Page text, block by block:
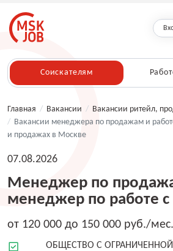
Соискателям
Главная / Вакансии / Вакансии ритейл,
/ Вакансии менеджера по продажам и
и продажах в Москве
Менеджер по
менеджер по работе
07.08.2026
от 120 000 до 150 000 руб./мес.
ОБЩЕСТВО С